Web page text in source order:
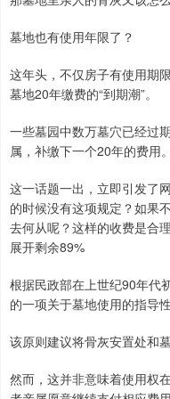
墓地也有使用年限了？
这年头，不仅房子有使用期
墓地20年缴费的“到期潮”。
一些墓园中数万墓穴已经过
属，补缴下一个20年的费用。
这一话题一出，立即引发了
的时候没有这项规定？如果
去何从呢？这样的收费是合
展开剩余89%
根据民政部在上世纪90年代
的一项关于墓地使用的指导
该原则建议将骨灰安置处和
然而，这并非意味着使用权